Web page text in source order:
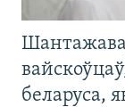
беларуса,